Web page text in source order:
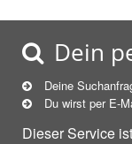
Dein
Deine
Du wirst per E-
Dieser Service